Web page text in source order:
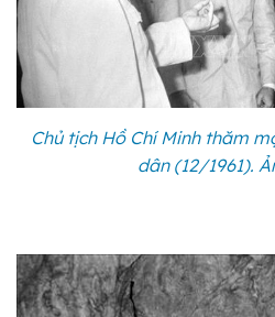
Chủ tịch Hồ Chí Minh thăm
dân (12/1961).